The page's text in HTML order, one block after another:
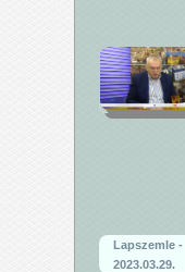
Lapszemle -
2023.03.29.